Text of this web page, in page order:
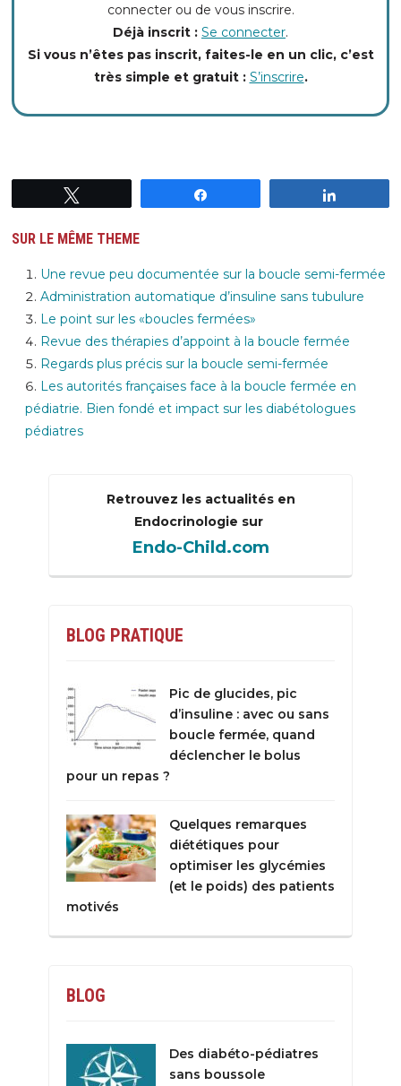
connecter ou de vous inscrire.
Déjà inscrit : Se connecter.
Si vous n’êtes pas inscrit, faites-le en un clic, c’est
très simple et gratuit : S’inscrire.
SUR LE MÊME THEME
Une revue peu documentée sur la boucle semi-fermée
Administration automatique d’insuline sans tubulure
Le point sur les «boucles fermées»
Revue des thérapies d’appoint à la boucle fermée
Regards plus précis sur la boucle semi-fermée
Les autorités françaises face à la boucle fermée en
pédiatrie. Bien fondé et impact sur les diabétologues
pédiatres
Retrouvez les actualités en
Endocrinologie sur
Endo-Child.com
BLOG PRATIQUE
Pic de glucides, pic
d’insuline : avec ou sans
boucle fermée, quand
déclencher le bolus
pour un repas ?
Quelques remarques
diététiques pour
optimiser les glycémies
(et le poids) des patients
motivés
BLOG
Des diabéto-pédiatres
sans boussole